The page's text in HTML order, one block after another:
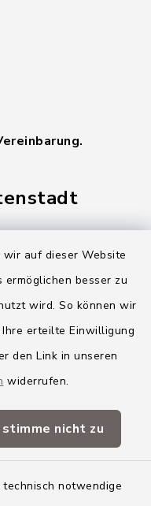
auf dieser Website
ermöglichen besser zu
wird. So können wir
erteilte Einwilligung
den Link in unseren
widerrufen.
stimme nicht zu
notwendige